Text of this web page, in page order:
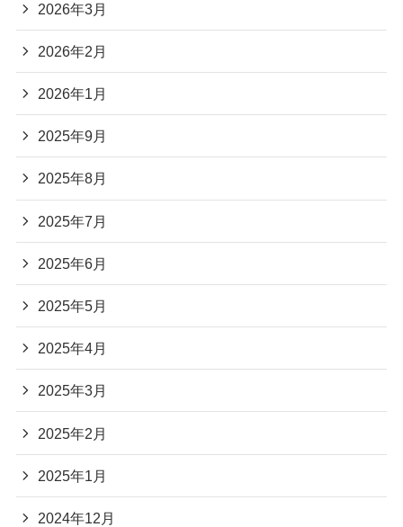
2026年3月
2026年2月
2026年1月
2025年9月
2025年8月
2025年7月
2025年6月
2025年5月
2025年4月
2025年3月
2025年2月
2025年1月
2024年12月